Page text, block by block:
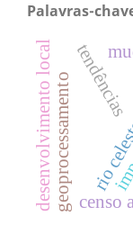
Palavras-
censo
rio
tendências
geoprocessamento
desenvolvimento local